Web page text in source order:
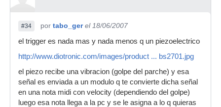
#34 por tabo_ger el 18/06/2007
el trigger es nada mas y nada menos q un piezoelectrico
http://www.diotronic.com/images/product ... bs2701.jpg
el piezo recibe una vibracion (golpe del parche) y esa
señal es enviada a un modulo q te convierte dicha señal
en una nota midi con velocity (dependiendo del golpe)
luego esa nota llega a la pc y se le asigna a lo q quieras